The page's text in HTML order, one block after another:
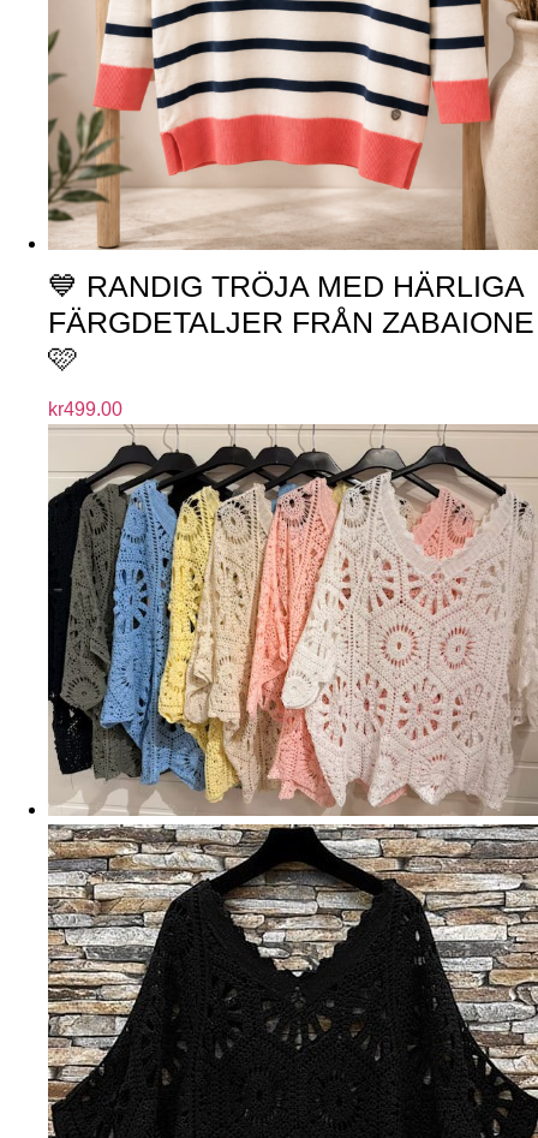
💙 RANDIG TRÖJA MED HÄRLIGA
FÄRGDETALJER FRÅN ZABAIONE
🩷
kr499.00